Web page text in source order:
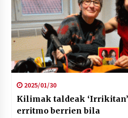
2025/01/30
Kilimak taldeak
erritmo berrien bila